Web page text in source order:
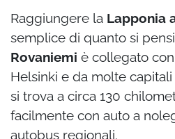
Raggiungere la Lapponia
semplice di quanto si
Rovaniemi è collegato
Helsinki e da molte
si trova a circa 130
facilmente con auto a
autobus regionali.